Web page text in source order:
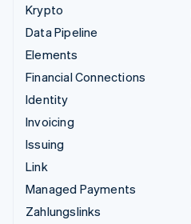
Krypto
Data Pipeline
Elements
Financial Connections
Identity
Invoicing
Issuing
Link
Managed Payments
Zahlungslinks